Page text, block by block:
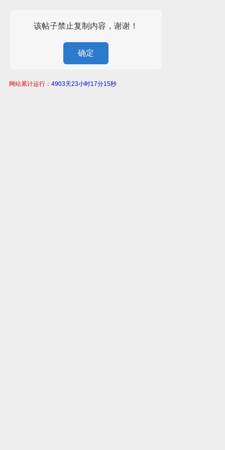
该帖子禁止复制内容，谢谢！
确定
网站累计运行： 4903天23小时17分15秒